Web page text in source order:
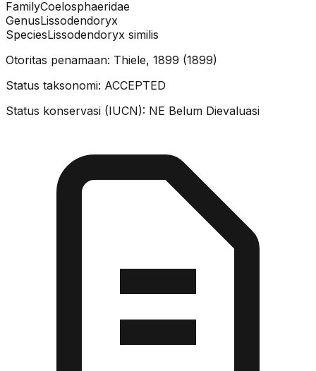
FamilyCoelosphaeridae
GenusLissodendoryx
SpeciesLissodendoryx similis
Otoritas penamaan: Thiele, 1899 (1899)
Status taksonomi: ACCEPTED
Status konservasi (IUCN): NE Belum Dievaluasi